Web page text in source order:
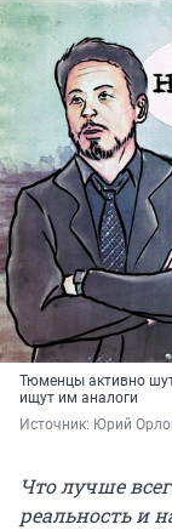
Тюменцы активно
ищут им аналоги
Источник: Юрий
Что лучше
реальность и